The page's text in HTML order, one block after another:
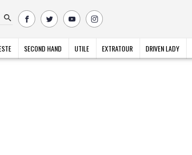
SECOND HAND UTILE EXTRATOUR DRIVEN LADY